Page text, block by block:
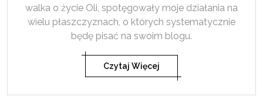
walka o życie Oli, spotęgowały moje działania na
wielu płaszczyznach, o których systematycznie
będę pisać na swoim blogu.
Czytaj Więcej